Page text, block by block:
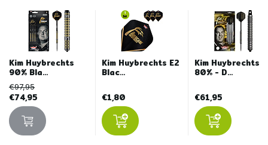
Kim Huybrechts
90% Bla...
€97,95
€74,95
Kim Huybrechts E2
Blac...
€1,80
Kim Huybrechts
80% - D...
€61,95